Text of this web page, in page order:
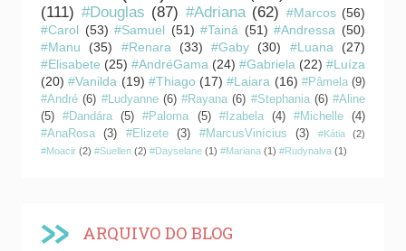
(111) #Douglas (87) #Adriana (62) #Marcos (56)
#Carol (53) #Samuel (51) #Tainá (51) #Andressa (50)
#Manu
(35) #Renara (33) #Gaby (30) #Luana
(27)
#Elisabete (25) #AndréGama (24) #Gabriela (22) #Luíza
(20) #Vanilda (19) #Thiago (17) #Laiara (16) #Pâmela (9)
#André (6) #Ludyanne (6) #Rayana (6) #Stephania (6) #Aline
(5)
#Dandára (5) #Paloma (5) #Izabela (4) #Michelle
(4)
#AnaRosa
(3) #Elizete (3) #MarcusVinícius (3) #Kátia
(2)
#Moacir (2) #Suellen (2) #Dayselane (1) #Mariana (1) #Rudynalva (1)
ARQUIVO DO BLOG